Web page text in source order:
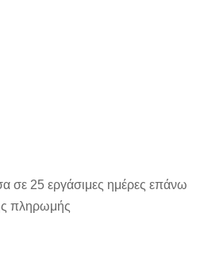
σε 25 εργάσιμες ημέρες επάνω
πληρωμής